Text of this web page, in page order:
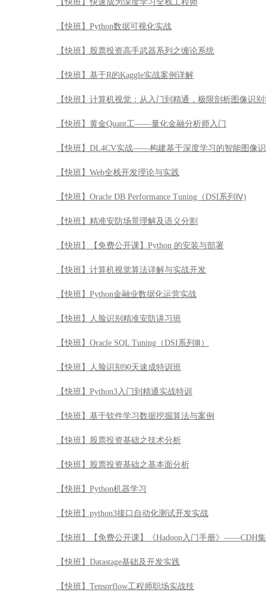
【快班】快速成为深度学习全栈工程师
【快班】Python数据可视化实战
【快班】股票投资高手武器系列之缠论系统
【快班】基于R的Kaggle实战案例详解
【快班】计算机视觉：从入门到精通，极限剖析图像识
【快班】黄金Quant工——量化金融分析师入门
【快班】DL4CV实战——构建基于深度学习的智能图像
【快班】Web全栈开发理论与实践
【快班】Oracle DB Performance Tuning（DSI系列Ⅳ)
【快班】精准安防场景理解及语义分割
【快班】【免费公开课】Python 的安装与部署
【快班】计算机视觉算法详解与实战开发
【快班】Python金融业数据化运营实战
【快班】人脸识别精准安防讲习班
【快班】Oracle SQL Tuning（DSI系列Ⅲ）
【快班】人脸识别90天速成特训班
【快班】Python3入门到精通实战特训
【快班】基于软件学习数据挖掘算法与案例
【快班】股票投资基础之技术分析
【快班】股票投资基础之基本面分析
【快班】Python机器学习
【快班】python3接口自动化测试开发实战
【快班】【免费公开课】《Hadoop入门手册》——CDH
【快班】Datastage基础及开发实践
【快班】Tensorflow工程师职场实战技